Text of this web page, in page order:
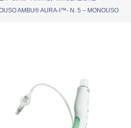
AMBU® AURA-I™- N. 5 – MONOUSO